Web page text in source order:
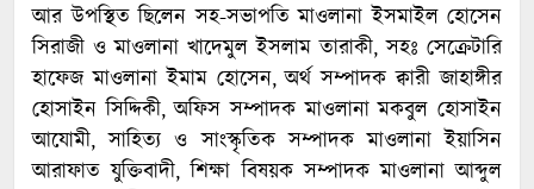
আর উপস্থিত ছিলেন সহ-সভাপতি মাওলানা ইসমাইল হোসেন
সিরাজী ও মাওলানা খাদেমুল ইসলাম তারাকী, সহঃ সেক্রেটারি
হাফেজ মাওলানা ইমাম হোসেন, অর্থ সম্পাদক ক্বারী জাহাঙ্গীর
হোসাইন সিদ্দিকী, অফিস সম্পাদক মাওলানা মকবুল হোসাইন
আযোমী, সাহিত্য ও সাংস্কৃতিক সম্পাদক মাওলানা ইয়াসিন
আরাফাত যুক্তিবাদী, শিক্ষা বিষয়ক সম্পাদক মাওলানা আব্দুল